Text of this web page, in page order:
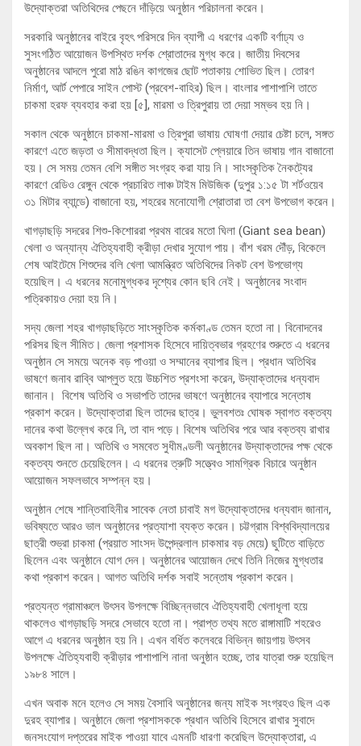
উদ্যোক্তরা অতিথিদের পেছনে দাঁড়িয়ে অনুষ্ঠান পরিচালনা করেন।
সরকারি অনুষ্ঠানের বাইরে বৃহৎ পরিসরে দিন ব্যাপী এ ধরণের একটি বর্ণাঢ্য ও
সুসংগঠিত আয়োজন উপস্থিত দর্শক শ্রোতাদের মুগ্ধ করে। জাতীয় দিবসের
অনুষ্ঠানের আদলে পুরো মাঠ রঙিন কাগজের ছোট পতাকায় শোভিত ছিল। তোরণ
নির্মাণ, আর্ট পেপারে সাইন পোস্ট (প্রবেশ-বাহির) ছিল। বাংলার পাশাপাশি তাতে
চাকমা হরফ ব্যবহার করা হয় [৫], মারমা ও ত্রিপুরায় তা দেয়া সম্ভব হয় নি।
সকাল থেকে অনুষ্ঠানে চাকমা-মারমা ও ত্রিপুরা ভাষায় ঘোষণা দেয়ার চেষ্টা চলে, সঙ্গত
কারণে এতে জড়তা ও সীমাবদ্ধতা ছিল। ক্যাসেট প্লেয়ারে তিন ভাষায় গান বাজানো
হয়। সে সময় তেমন বেশি সঙ্গীত সংগ্রহ করা যায় নি। সাংস্কৃতিক নৈকট্যের
কারণে রেডিও রেঙ্গুন থেকে প্রচারিত লাঞ্চ টাইম মিউজিক (দুপুর ১:১৫ টা শর্টওয়েব
৩১ মিটার ব্যান্ডে) বাজানো হয়, শহরের মনোযোগী শ্রোতারা তা বেশ উপভোগ করেন।
খাগড়াছড়ি সদরের শিশু-কিশোররা প্রথম বারের মতো ঘিলা (Giant sea bean)
খেলা ও অন্যান্য ঐতিহ্যবাহী ক্রীড়া দেখার সুযোগ পায়। বাঁশ খরম দৌঁড়, বিকেলে
শেষ আইটেমে শিশুদের বলি খেলা আমন্ত্রিত অতিথিদের নিকট বেশ উপভোগ্য
হয়েছিল। এ ধরনের মনোমুগ্ধকর দৃশ্যের কোন ছবি নেই। অনুষ্ঠানের সংবাদ
পত্রিকায়ও দেয়া হয় নি।
সদ্য জেলা শহর খাগড়াছড়িতে সাংস্কৃতিক কর্মকাণ্ড তেমন হতো না। বিনোদনের
পরিসর ছিল সীমিত। জেলা প্রশাসক হিসেবে দায়িত্বভার গ্রহণের শুরুতে এ ধরনের
অনুষ্ঠান সে সময়ে অনেক বড় পাওয়া ও সম্মানের ব্যাপার ছিল। প্রধান অতিথির
ভাষণে জনাব রাব্বি আপ্লুত হয়ে উচ্চশিত প্রশংসা করেন, উদ্যাক্তাদের ধন্যবাদ
জানান। বিশেষ অতিথি ও সভাপতি তাদের ভাষণে অনুষ্ঠানের ব্যাপারে সন্তোষ
প্রকাশ করেন। উদ্যোক্তারা ছিল তাদের ছাত্র। ভুলবশতঃ ঘোষক স্বাগত বক্তব্য
দানের কথা উল্লেখ করে নি, তা বাদ পড়ে। বিশেষ অতিথির পরে আর বক্তব্য রাখার
অবকাশ ছিল না। অতিথি ও সমবেত সুধীমণ্ডলী অনুষ্ঠানের উদ্যাক্তাদের পক্ষ থেকে
বক্তব্য শুনতে চেয়েছিলেন। এ ধরনের ত্রুটি সত্ত্বেও সামগ্রিক বিচারে অনুষ্ঠান
আয়োজন সফলভাবে সম্পন্ন হয়।
অনুষ্ঠান শেষে শান্তিবাহিনীর সাবেক নেতা চাবাই মগ উদ্যোক্তাদের ধন্যবাদ জানান,
ভবিষ্যতে আরও ভাল অনুষ্ঠানের প্রত্যাশা ব্যক্ত করেন। চট্টগ্রাম বিশ্ববিদ্যালয়ের
ছাত্রী শুভ্রা চাকমা (প্রয়াত সাংসদ উপেন্দ্রলাল চাকমার বড় মেয়ে) ‍ছুটিতে বাড়িতে
ছিলেন এবং অনুষ্ঠানে যোগ দেন। অনুষ্ঠানের আয়োজন দেখে তিনি নিজের মুগ্ধতার
কথা প্রকাশ করেন। আগত অতিথি দর্শক সবাই সন্তোষ প্রকাশ করেন।
প্রত্যন্ত গ্রামাঞ্চলে উৎসব উপলক্ষে বিচ্ছিন্নভাবে ঐতিহ্যবাহী খেলাধূলা হয়ে
থাকলেও খাগড়াছড়ি সদরে সেভাবে হতো না। প্রাপ্ত তথ্য মতে রাঙ্গামাটি শহরেও
আগে এ ধরনের অনুষ্ঠান হয় নি। এখন বর্ধিত কলেবরে বিভিন্ন জায়গায় উৎসব
উপলক্ষে ঐতিহ্যবাহী ক্রীড়ার পাশাপাশি নানা অনুষ্ঠান হচ্ছে, তার যাত্রা শুরু হয়েছিল
১৯৮৪ সালে।
এখন অবাক মনে হলেও সে সময় বৈসাবি অনুষ্ঠানের জন্য মাইক সংগ্রহও ছিল এক
দুরহ ব্যাপার। অনুষ্ঠানে জেলা প্রশাসককে প্রধান অতিথি হিসেবে রাখার সুবাদে
জনসংযোগ দপ্তরের মাইক পাওয়া যাবে এমনটি ধারণা করেছিল উদ্যোক্তারা, এ